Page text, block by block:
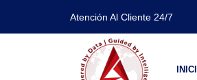
Atención Al Cliente 24/7